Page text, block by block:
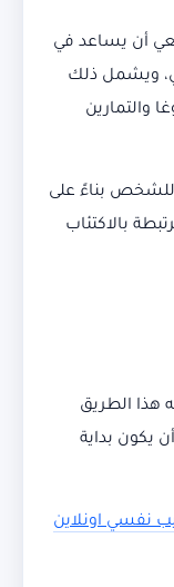
أن يساعد في
ويشمل ذلك
والتمارين
للشخص بناءً على
بالاكتئاب
هذا الطريق
يكون بداية
نفسي اونلاين